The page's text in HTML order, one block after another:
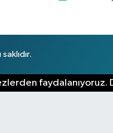
faydalanıyoruz.